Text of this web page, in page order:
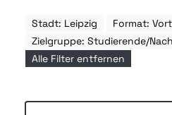
Stadt: Leipzig
Format:
Zielgruppe: Studierende/
Alle Filter entfernen